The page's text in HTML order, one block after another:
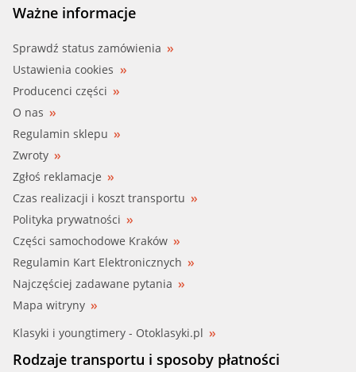
Ważne informacje
Sprawdź status zamówienia
Ustawienia cookies
Producenci części
O nas
Regulamin sklepu
Zwroty
Zgłoś reklamacje
Czas realizacji i koszt transportu
Polityka prywatności
Części samochodowe Kraków
Regulamin Kart Elektronicznych
Najczęściej zadawane pytania
Mapa witryny
Klasyki i youngtimery - Otoklasyki.pl
Rodzaje transportu i sposoby płatności